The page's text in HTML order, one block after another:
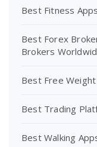
Best Fitness
Best Forex
Brokers
Best Free
Best Trading
Best Walking